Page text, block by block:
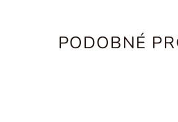
PODOBNÉ